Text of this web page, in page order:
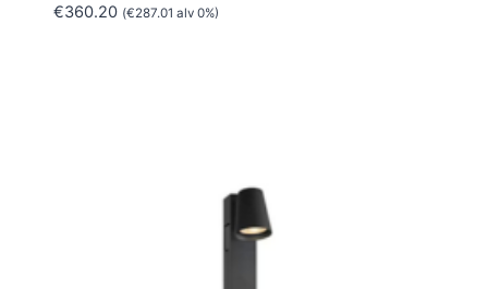
€360.20 (€287.01 alv 0%)